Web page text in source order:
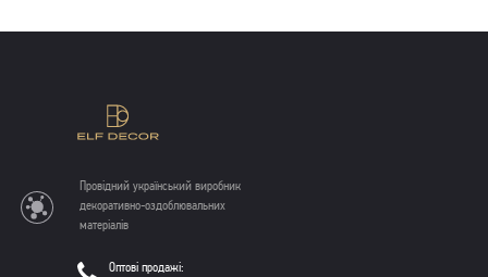
Провідний український виробник
декоративно-оздоблювальних
матеріалів
Оптові продажі: